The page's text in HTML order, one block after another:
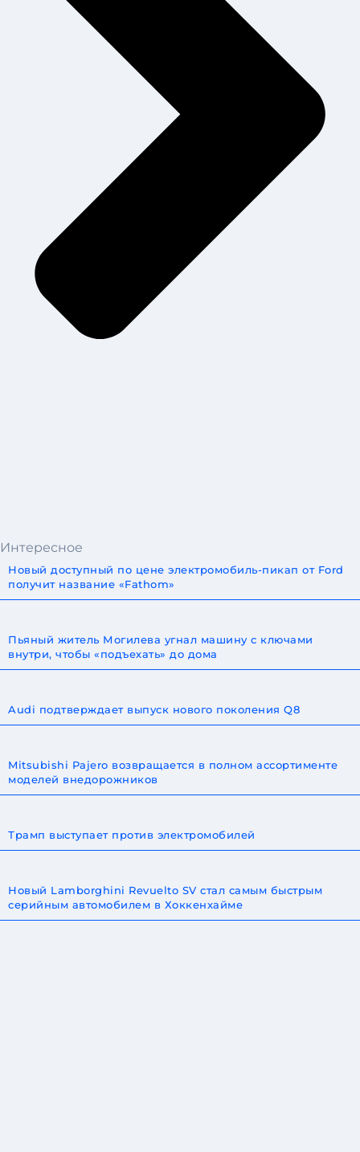
Интересное
Новый доступный по цене электромобиль-пикап от Ford
получит название «Fathom»
Пьяный житель Могилева угнал машину с ключами
внутри, чтобы «подъехать» до дома
Audi подтверждает выпуск нового поколения Q8
Mitsubishi Pajero возвращается в полном ассортименте
моделей внедорожников
Трамп выступает против электромобилей
Новый Lamborghini Revuelto SV стал самым быстрым
серийным автомобилем в Хоккенхайме